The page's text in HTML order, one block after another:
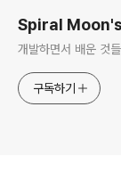
Spiral
개발하면서 배운 것
구독하기